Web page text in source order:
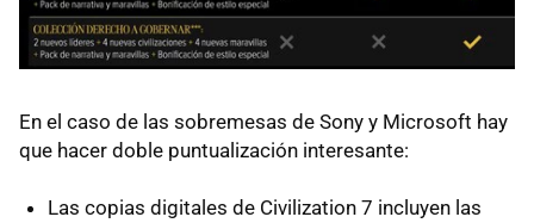
En el caso de las sobremesas de Sony y Microsoft hay
que hacer doble puntualización interesante:
Las copias digitales de Civilization 7 incluyen las